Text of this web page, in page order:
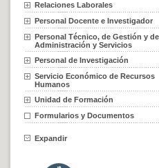
Relaciones Laborales
Personal Docente e Investigador
Personal Técnico, de Gestión y de
Administración y Servicios
Personal de Investigación
Servicio Económico de Recursos
Humanos
Unidad de Formación
Formularios y Documentos
Expandir